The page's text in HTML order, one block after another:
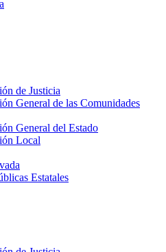
de Justicia
General de las Comunidades
General del Estado
Local
Estatales